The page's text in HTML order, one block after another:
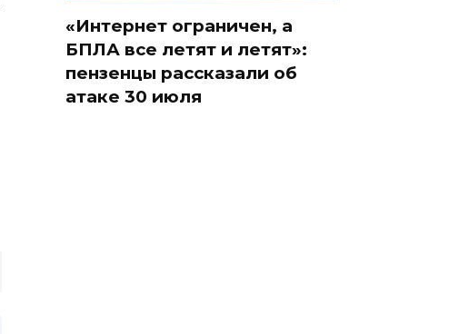
«Интернет ограничен, а
БПЛА все летят и летят»:
пензенцы рассказали об
атаке 30 июля